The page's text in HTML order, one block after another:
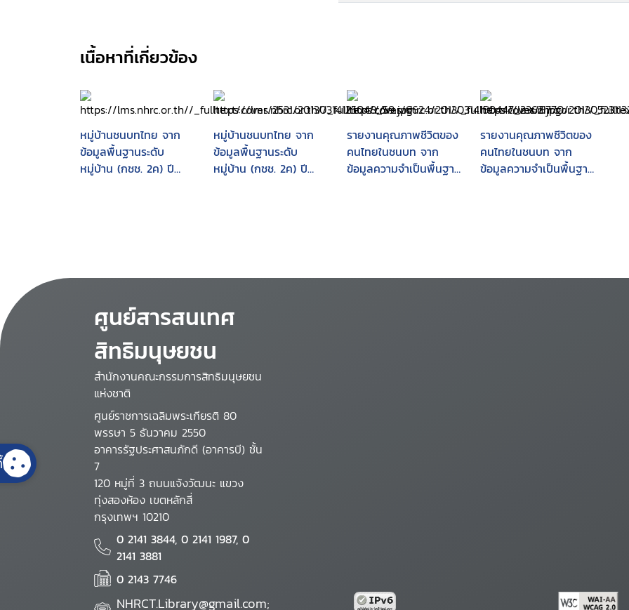
เนื้อหาที่เกี่ยวข้อง
หมู่บ้านชนบทไทย จาก
ข้อมูลพื้นฐานระดับ
หมู่บ้าน (กชช. 2ค) ปี
หมู่บ้านชนบทไทย จาก
ข้อมูลพื้นฐานระดับ
หมู่บ้าน (กชช. 2ค) ปี
รายงานคุณภาพชีวิตของ
คนไทยในชนบท จาก
ข้อมูลความจำเป็นพื้นฐาน
รายงานคุณภาพชีวิตของ
คนไทยในชนบท จาก
ข้อมูลความจำเป็นพื้นฐาน
ศูนย์สารสนเทศ
สิทธิมนุษยชน
สำนักงานคณะกรรมการสิทธิมนุษยชน
แห่งชาติ
ศูนย์ราชการเฉลิมพระเกียรติ 80
พรรษา 5 ธันวาคม 2550
อาคารรัฐประศาสนภักดี (อาคารบี) ชั้น
7
120 หมู่ที่ 3 ถนนแจ้งวัฒนะ แขวง
ทุ่งสองห้อง เขตหลักสี่
กรุงเทพฯ 10210
0 2141 3844, 0 2141 1987, 0
2141 3881
0 2143 7746
NHRCT.Library@gmail.com;